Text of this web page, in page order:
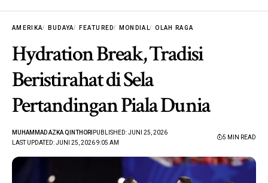
AMERIKA BUDAYA FEATURED MONDIAL OLAH RAGA
Hydration Break, Tradisi
Beristirahat di Sela
Pertandingan Piala Dunia
LAST UPDATED: JUNI 25, 2026 9:05 AM
MUHAMMAD AZKA QINTHORI PUBLISHED: JUNI 25, 2026
5 MIN READ